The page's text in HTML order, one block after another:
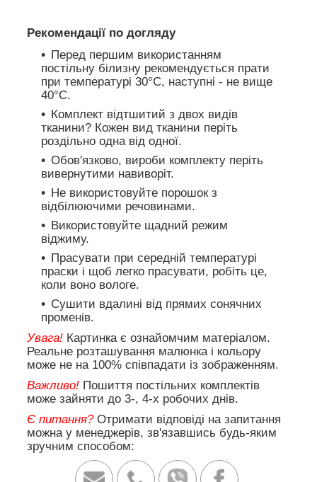
Рекомендації по догляду
Перед першим використанням
постільну білизну рекомендується прати
при температурі 30°C, наступні - не вище
40°C.
Комплект відтшитий з двох видів
тканини? Кожен вид тканини періть
роздільно одна від одної.
Обов'язково, вироби комплекту періть
вивернутими навиворіт.
Не використовуйте порошок з
відбілюючими речовинами.
Використовуйте щадний режим
віджиму.
Прасувати при середній температурі
праски і щоб легко прасувати, робіть це,
коли воно вологе.
Сушити вдалині від прямих сонячних
променів.
Увага! Картинка є ознайомчим матеріалом.
Реальне розташування малюнка і кольору
може не на 100% співпадати із зображенням.
Важливо! Пошиття постільних комплектів
може зайняти до 3-, 4-х робочих днів.
Є питання? Отримати відповіді на запитання
можна у менеджерів, зв'язавшись будь-яким
зручним способом: